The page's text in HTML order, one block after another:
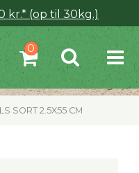
kr.* (op til 30kg.)
SORT 2.5X55 CM